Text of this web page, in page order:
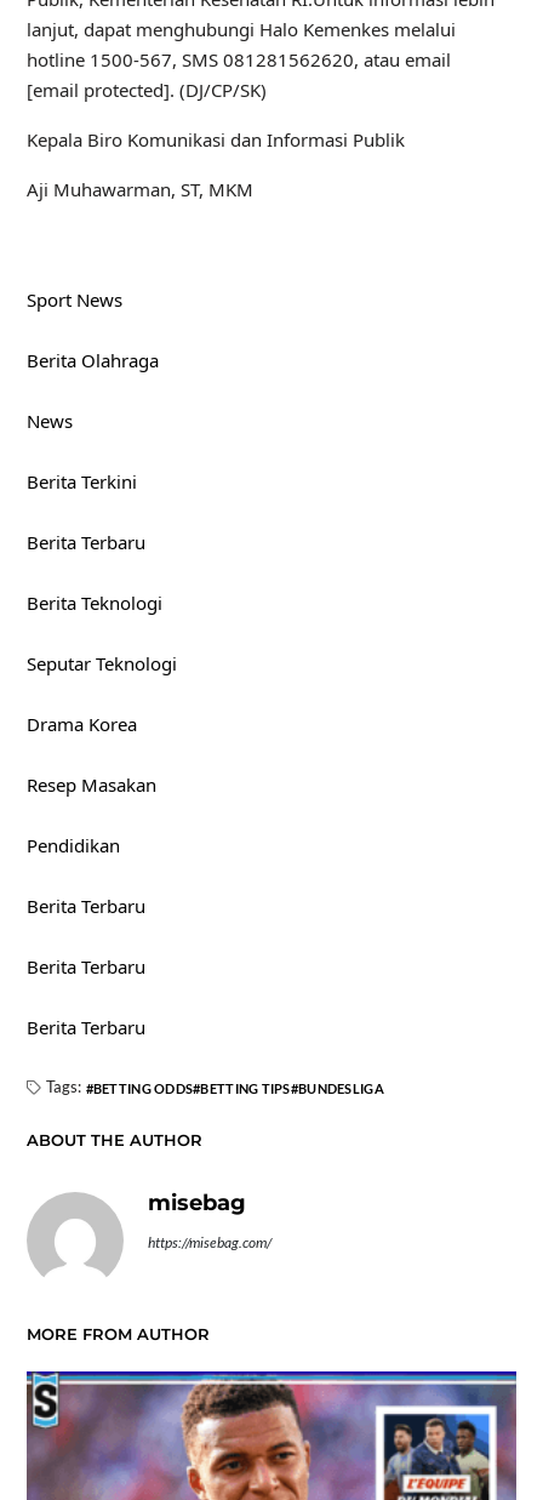
lanjut, dapat menghubungi Halo Kemenkes melalui
hotline 1500-567, SMS 081281562620, atau email
[email protected]. (DJ/CP/SK)
Kepala Biro Komunikasi dan Informasi Publik
Aji Muhawarman, ST, MKM
Sport News
Berita Olahraga
News
Berita Terkini
Berita Terbaru
Berita Teknologi
Seputar Teknologi
Drama Korea
Resep Masakan
Pendidikan
Berita Terbaru
Berita Terbaru
Berita Terbaru
Tags: BETTING ODDS BETTING TIPS BUNDESLIGA
ABOUT THE AUTHOR
misebag
https://misebag.com/
MORE FROM AUTHOR